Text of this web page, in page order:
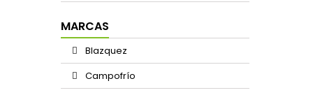
MARCAS
Blazquez
Campofrío